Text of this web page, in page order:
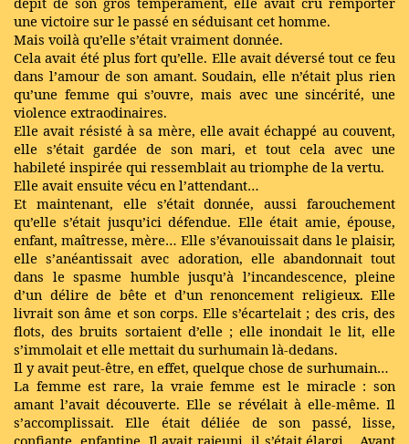
une victoire sur le passé en séduisant cet homme.
Mais voilà qu’elle s’était vraiment donnée.
Cela avait été plus fort qu’elle. Elle avait déversé tout ce feu
dans l’amour de son amant. Soudain, elle n’était plus rien
qu’une femme qui s’ouvre, mais avec une sincérité, une
violence extraodinaires.
Elle avait résisté à sa mère, elle avait échappé au couvent,
elle s’était gardée de son mari, et tout cela avec une
habileté inspirée qui ressemblait au triomphe de la vertu.
Elle avait ensuite vécu en l’attendant…
Et maintenant, elle s’était donnée, aussi farouchement
qu’elle s’était jusqu’ici défendue. Elle était amie, épouse,
enfant, maîtresse, mère… Elle s’évanouissait dans le plaisir,
elle s’anéantissait avec adoration, elle abandonnait tout
dans le spasme humble jusqu’à l’incandescence, pleine
d’un délire de bête et d’un renoncement religieux. Elle
livrait son âme et son corps. Elle s’écartelait ; des cris, des
flots, des bruits sortaient d’elle ; elle inondait le lit, elle
s’immolait et elle mettait du surhumain là-dedans.
Il y avait peut-être, en effet, quelque chose de surhumain…
La femme est rare, la vraie femme est le miracle : son
amant l’avait découverte. Elle se révélait à elle-même. Il
s’accomplissait. Elle était déliée de son passé, lisse,
confiante, enfantine. Il avait rajeuni, il s’était élargi… Avant